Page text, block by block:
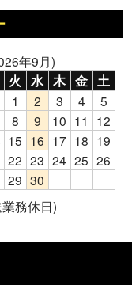
年9月)
火 水 木 金 土
1 2 3 4
5
8 9 10 11
12
15 16 17 18 19
22 23 24 25 26
29 30
務休日)